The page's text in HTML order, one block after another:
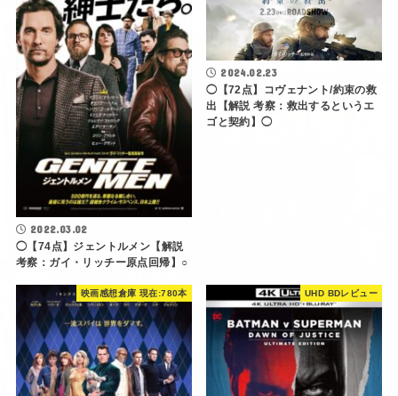
2022.03.02
◯【74点】ジェントルメン【解説
考察：ガイ・リッチー原点回帰】○
2024.02.23
◯【72点】コヴェナント/約束の救
出【解説 考察：救出するというエ
ゴと契約】◯
映画感想倉庫 現在:780本 UHD BDレビュー